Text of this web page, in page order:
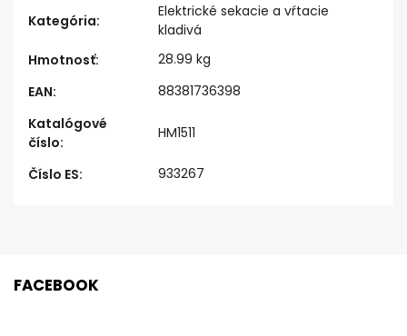
Kategória:
Elektrické sekacie a vŕtacie
kladivá
Hmotnosť:
28.99 kg
EAN:
88381736398
Katalógové
číslo:
HM1511
Číslo ES: 933267
FACEBOOK